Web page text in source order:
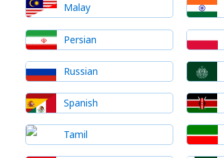
Malay
Persian
Russian
Spanish
Tamil